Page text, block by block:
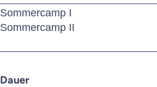
Sommercamp I
Sommercamp II
Dauer